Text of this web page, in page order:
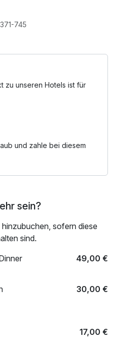
entspannten Start in den
ein Bademantel auf Ihrem
sorgt der
(29°C) und Sauna.
Rücken-Nacken-Massage
für eine kleine
Genuss im Mittelpunkt
Nutzung des
745
zu unseren Hotels ist für
und zahle bei diesem
sein?
sofern diese
sind.
49,00 €
30,00 €
17,00 €